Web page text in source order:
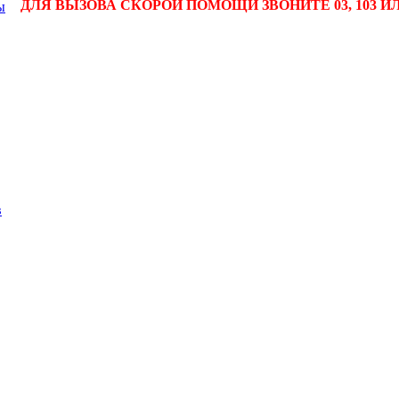
ДЛЯ ВЫЗОВА СКОРОЙ ПОМОЩИ ЗВОНИТЕ 03, 103